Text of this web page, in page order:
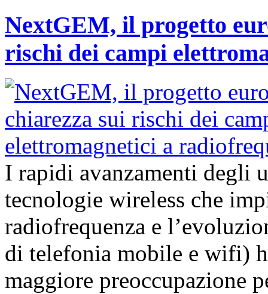
NextGEM, il progetto
rischi dei campi
I rapidi avanzamenti degli
tecnologie wireless che
radiofrequenza e
di telefonia mobile e wifi)
maggiore preoccupazione